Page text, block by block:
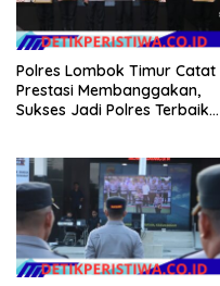
Polres Lombok Timur Catat
Prestasi Membanggakan,
Sukses Jadi Polres Terbaik